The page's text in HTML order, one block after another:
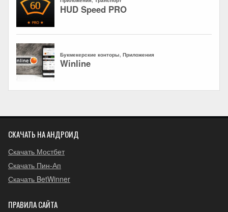
СКАЧАТЬ НА АНДРОИД
Скачать Мостбет
Скачать Пин-Ап
Скачать BetWinner
ПРАВИЛА САЙТА